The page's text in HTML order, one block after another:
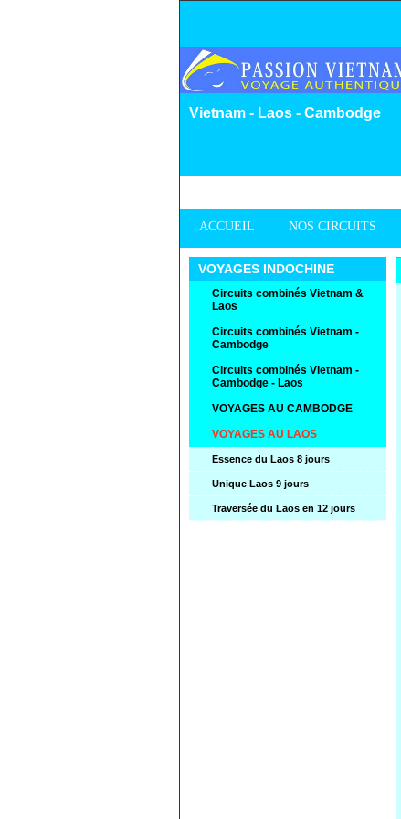
Vietnam - Laos - Cambodge
ACCUEIL NOS CIRCUITS
VOYAGES INDOCHINE
Circuits combinés Vietnam &
Laos
Circuits combinés Vietnam -
Cambodge
Circuits combinés Vietnam -
Cambodge - Laos
VOYAGES AU CAMBODGE
VOYAGES AU LAOS
Essence du Laos 8 jours
Unique Laos 9 jours
Traversée du Laos en 12 jours